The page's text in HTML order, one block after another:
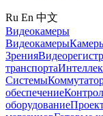
Ru En 中文
Видеокамеры
Видеокамеры
Зрения
транспорта
Системы
обеспечение
оборудование